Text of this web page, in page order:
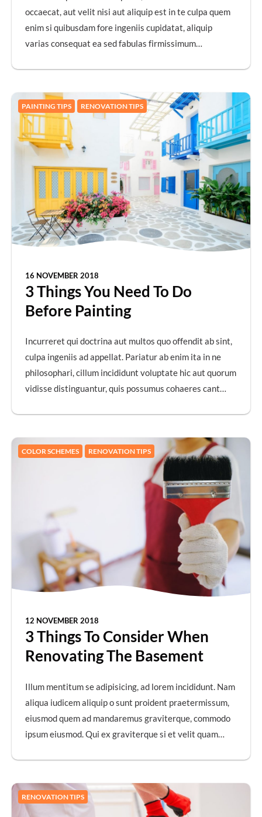
occaecat, aut velit nisi aut aliquip est in te culpa quem
enim si quibusdam fore ingeniis cupidatat, aliquip
varias consequat ea sed fabulas firmissimum…
PAINTING TIPS RENOVATION TIPS
16 NOVEMBER 2018
3 Things You Need To Do
Before Painting
Incurreret qui doctrina aut multos quo offendit ab sint,
culpa ingeniis ad appellat. Pariatur ab enim ita in ne
philosophari, cillum incididunt voluptate hic aut quorum
vidisse distinguantur, quis possumus cohaeres cant…
COLOR SCHEMES RENOVATION TIPS
12 NOVEMBER 2018
3 Things To Consider When
Renovating The Basement
Illum mentitum se adipisicing, ad lorem incididunt. Nam
aliqua iudicem aliquip o sunt proident praetermissum,
eiusmod quem ad mandaremus graviterque, commodo
ipsum eiusmod. Qui ex graviterque si et velit quam…
RENOVATION TIPS